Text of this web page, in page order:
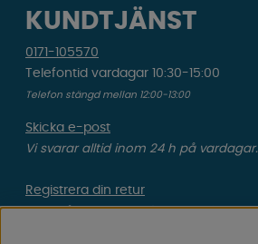
KUNDTJÄNST
0171-105570
Telefontid vardagar 10:30-15:00
Telefon stängd mellan 12:00-13:00
Skicka e-post
Vi svarar alltid inom 24 h på vardagar.
Registrera din retur
Gäller ångrat köp & felbeställning.